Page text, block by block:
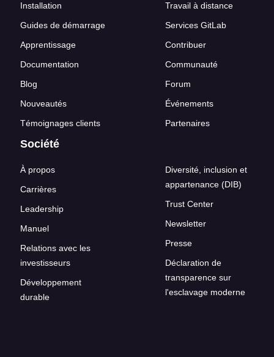
Installation
Guides de démarrage
Apprentissage
Documentation
Blog
Nouveautés
Témoignages clients
Travail à distance
Services GitLab
Contribuer
Communauté
Forum
Événements
Partenaires
Société
À propos
Carrières
Leadership
Manuel
Relations avec les
investisseurs
Développement
durable
Diversité, inclusion et
appartenance (DIB)
Trust Center
Newsletter
Presse
Déclaration de
transparence sur
l'esclavage moderne